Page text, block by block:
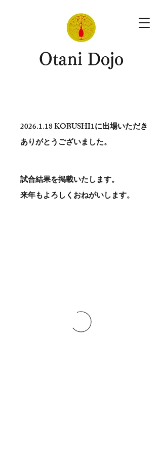
​Otani Dojo
2026.1.18KOBUSHI1に出場いただき
ありがとう​ございました。
試合結果を掲載いたします。
​来年もよろしくおねがいします。